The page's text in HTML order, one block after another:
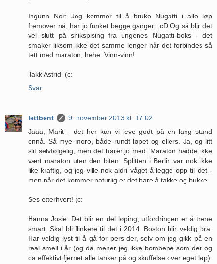
Ingunn Nor: Jeg kommer til å bruke Nugatti i alle løp
fremover nå, har jo funket begge ganger. :cD Og så blir det
vel slutt på snikspising fra ungenes Nugatti-boks - det
smaker liksom ikke det samme lenger når det forbindes så
tett med maraton, hehe. Vinn-vinn!
Takk Astrid! (c:
Svar
lettbent
9. november 2013 kl. 17:02
Jaaa, Marit - det her kan vi leve godt på en lang stund
ennå. Så mye moro, både rundt løpet og ellers. Ja, og litt
slit selvfølgelig, men det hører jo med. Maraton hadde ikke
vært maraton uten den biten. Splitten i Berlin var nok ikke
like kraftig, og jeg ville nok aldri våget å legge opp til det -
men når det kommer naturlig er det bare å takke og bukke.
Ses etterhvert! (c:
Hanna Josie: Det blir en del løping, utfordringen er å trene
smart. Skal bli flinkere til det i 2014. Boston blir veldig bra.
Har veldig lyst til å gå for pers der, selv om jeg gikk på en
real smell i år (og da mener jeg ikke bombene som der og
da effektivt fjernet alle tanker på og skuffelse over eget løp).